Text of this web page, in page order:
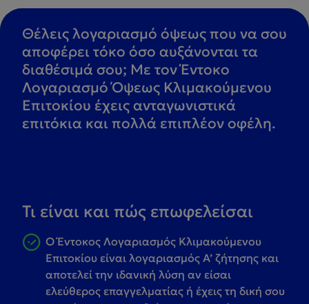
Θέλεις λογαριασμό όψεως που να σου
αποφέρει τόκο όσο αυξάνονται τα
διαθέσιμά σου; Με τον Έντοκο
Λογαριασμό Όψεως Κλιμακούμενου
Επιτοκίου έχεις ανταγωνιστικά
επιτόκια και πολλά επιπλέον οφέλη.
Τι είναι και πώς επωφελείσαι
Ο Έντοκος Λογαριασμός Κλιμακούμενου
Επιτοκίου είναι λογαριασμός Α’ ζήτησης και
αποτελεί την ιδανική λύση αν είσαι
ελεύθερος επαγγελματίας ή έχεις τη δική σου